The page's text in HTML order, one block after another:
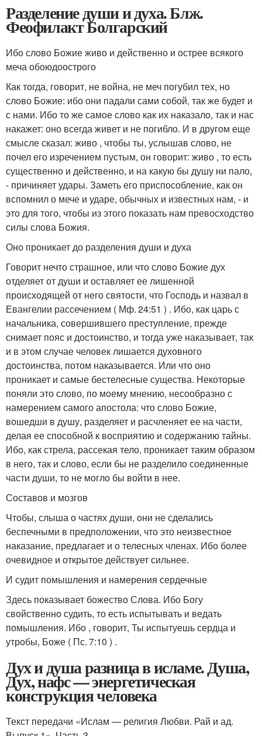
Разделение души и духа. Блж.
Феофилакт Болгарский
Ибо слово Божие живо и действенно и острее всякого
меча обоюдоострого
Как тогда, говорит, не война, не меч погубил тех, но
слово Божие: ибо они падали сами собой, так же будет и
с нами. Ибо то же самое слово как их наказало, так и нас
накажет: оно всегда живет и не погибло. И в другом еще
смысле сказал: живо , чтобы ты, услышав слово, не
почел его изречением пустым, он говорит: живо , то есть
существенно и действенно, и на какую бы душу ни пало,
- причиняет удары. Заметь его приспособление, как он
вспомнил о мече и ударе, обычных и известных нам, - и
это для того, чтобы из этого показать нам превосходство
силы слова Божия.
Оно проникает до разделения души и духа
Говорит нечто страшное, или что слово Божие дух
отделяет от души и оставляет ее лишенной
происходящей от него святости, что Господь и назвал в
Евангелии рассечением ( Мф. 24:51 ) . Ибо, как царь с
начальника, совершившего преступление, прежде
снимает пояс и достоинство, и тогда уже наказывает, так
и в этом случае человек лишается духовного
достоинства, потом наказывается. Или что оно
проникает и самые бестелесные существа. Некоторые
поняли это слово, по моему мнению, несообразно с
намерением самого апостола: что слово Божие,
вошедши в душу, разделяет и расчленяет ее на части,
делая ее способной к восприятию и содержанию тайны.
Ибо, как стрела, рассекая тело, проникает таким образом
в него, так и слово, если бы не разделило соединенные
части души, то не могло бы войти в нее.
Составов и мозгов
Чтобы, слыша о частях души, они не сделались
беспечными в предположении, что это неизвестное
наказание, предлагает и о телесных членах. Ибо более
очевидное и открытое действует сильнее.
И судит помышления и намерения сердечные
Здесь показывает божество Слова. Ибо Богу
свойственно судить, то есть испытывать и ведать
помышления. Ибо , говорит, Ты испытуешь сердца и
утробы, Боже ( Пс. 7:10 ) .
Дух и душа разница в исламе. Душа,
Дух, нафс — энергетическая
конструкция человека
Текст передачи «Ислам — религия Любви. Рай и ад.